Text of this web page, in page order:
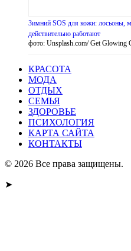
Зимний SOS для кожи: лосьоны,
действительно работают
фото: Unsplash.com/ Get
КРАСОТА
МОДА
ОТДЫХ
СЕМЬЯ
ЗДОРОВЬЕ
ПСИХОЛОГИЯ
КАРТА САЙТА
КОНТАКТЫ
© 2026 Все права защищены.
➤